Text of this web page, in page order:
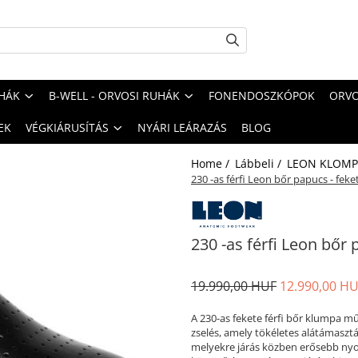
B-WELL - ORVOSI RUHÁK FONENDOSZKÓPOK
VÉGKIÁRUSÍTÁS NYÁRI LEÁRAZÁS BLOG
Home / Lábbeli / LEON
230 -as férfi Leon bőr papucs -
230 -as férfi Leon bőr
19.990,00 HUF 12.990,00
A 230-as fekete férfi bőr klumpa
zselés, amely tökéletes
melyekre járás közben erősebb